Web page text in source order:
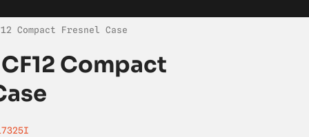
Compact Fresnel Case
Compact